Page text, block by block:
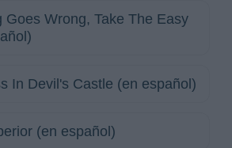
Goes Wrong, Take The Easy
In Devil's Castle (en español)
(en español)